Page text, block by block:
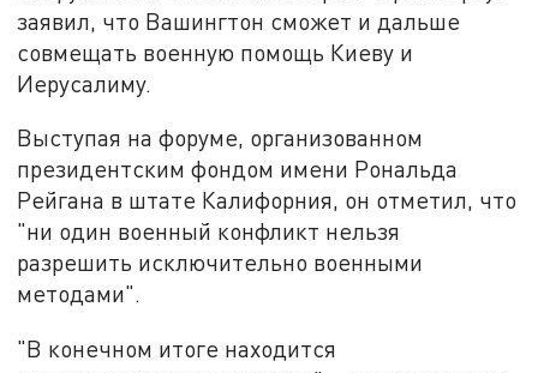
заявил, что Вашингтон сможет и дальше
совмещать военную помощь Киеву и
Иерусалиму.
Выступая на форуме, организованном
президентским фондом имени Рональда
Рейгана в штате Калифорния, он отметил, что
"ни один военный конфликт нельзя
разрешить исключительно военными
методами".
"В конечном итоге находится